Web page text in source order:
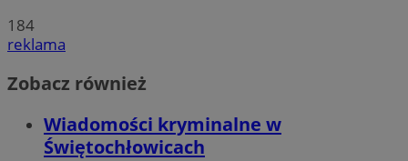
184
reklama
Zobacz również
Wiadomości kryminalne w
Świętochłowicach